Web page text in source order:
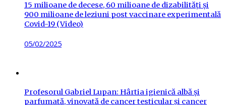
15 milioane de decese, 60 milioane de dizabilități și
900 milioane de leziuni post vaccinare experimentală
Covid-19 (Video)
Posted
05/02/2025
Profesorul Gabriel Lupan: Hârtia igienică albă și
parfumată, vinovată de cancer testicular și cancer